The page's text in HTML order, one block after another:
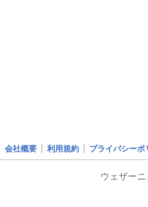
会社概要 利用規約 プライバシーポ
ウェザーニ